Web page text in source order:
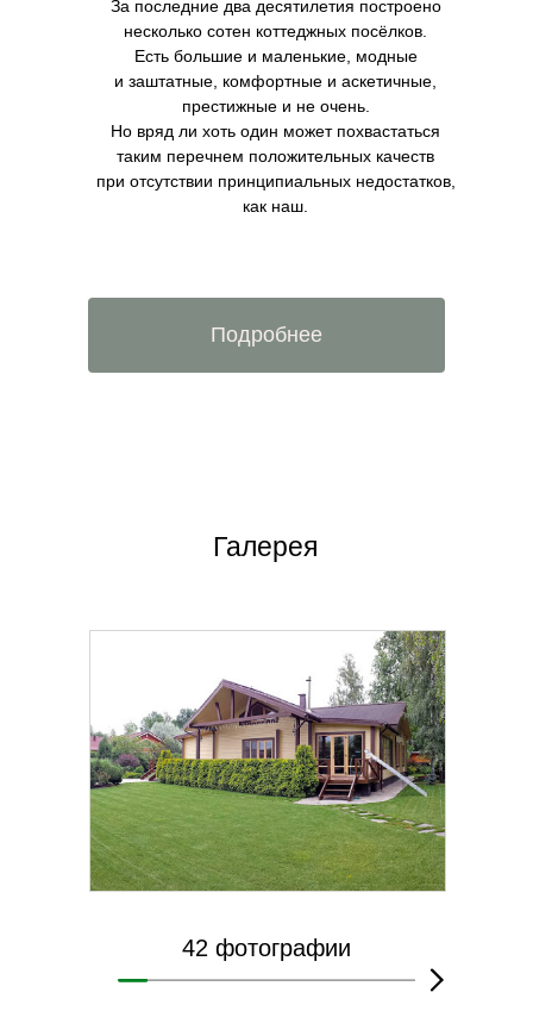
Подробнее
За последние два десятилетия построено
несколько сотен коттеджных посёлков.
Есть большие и маленькие, модные
и заштатные, комфортные и аскетичные,
престижные и не очень.
Но вряд ли хоть один может похвастаться
таким перечнем положительных качеств
при отсутствии принципиальных недостатков,
как наш.
Галерея
42 фотографии